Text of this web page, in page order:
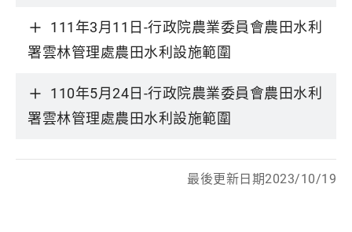
111年3月11日-行政院農業委員會農田水利
署雲林管理處農田水利設施範圍
110年5月24日-行政院農業委員會農田水利
署雲林管理處農田水利設施範圍
最後更新日期2023/10/19